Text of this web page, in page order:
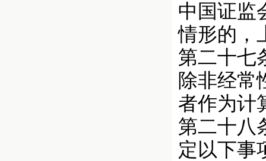
中国证监
情形的，
第二十七
除非经常
者作为计
第二十八
定以下事